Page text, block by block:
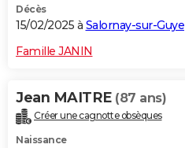
Décès
15/02/2025 à Salornay-sur-Guye
Famille JANIN
Jean MAITRE (87 ans)
Créer une cagnotte obsèques
Naissance